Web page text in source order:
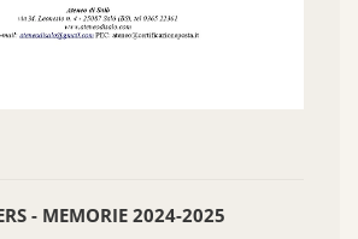
- MEMORIE 2024-2025